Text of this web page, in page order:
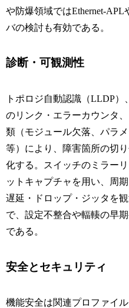
や防爆領域ではEthernet-APL
バの検討も有効である。
診断・可観測性
トポロジ自動認識（LLDP）
のリンク・エラーカウンタ
類（モジュール欠落、パラ
等）により、障害箇所の切
化する。スイッチのミラー
ットキャプチャを用い、周
遅延・ドロップ・ジッタを
で、設定不整合や輻輳の早
である。
安全とセキュリティ
機能安全は関連プロファイ